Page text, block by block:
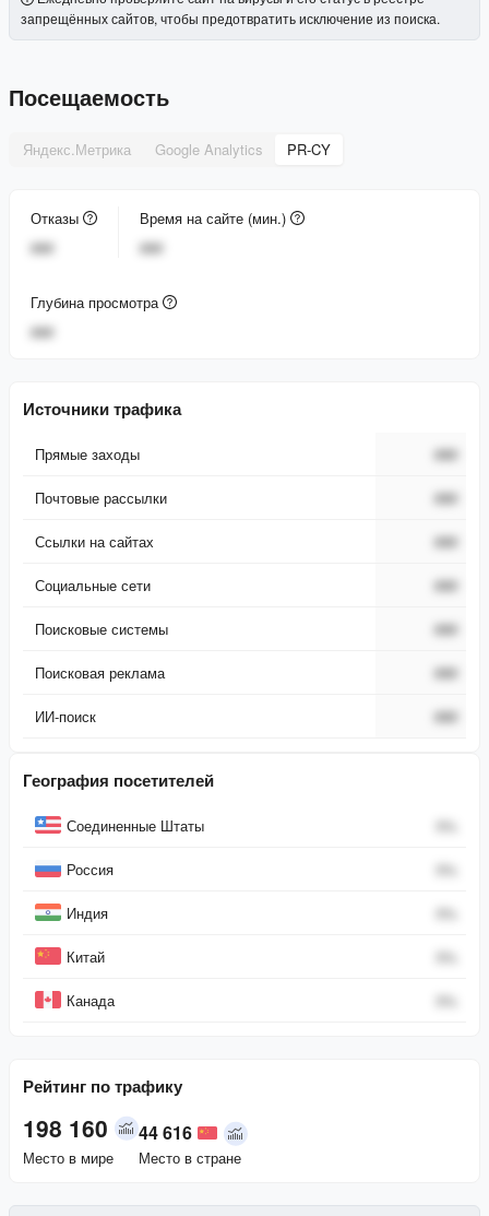
запрещённых сайтов, чтобы предотвратить исключение из поиска.
Посещаемость
Яндекс.Метрика Google Analytics PR-CY
Отказы
###
Время на сайте (мин.)
###
Глубина просмотра
###
Источники трафика
Прямые заходы ###
Почтовые рассылки ###
Ссылки на сайтах ###
Социальные сети ###
Поисковые системы ###
Поисковая реклама ###
ИИ-поиск ###
География посетителей
СтранаСоединенные Штаты 0%
Россия 0%
Индия 0%
Китай 0%
Канада 0%
Рейтинг по трафику
198 160
Место в мире
44 616
Место в стране